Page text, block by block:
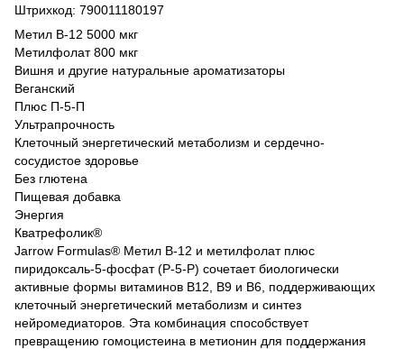
Штрихкод: 790011180197
Метил B-12 5000 мкг
Метилфолат 800 мкг
Вишня и другие натуральные ароматизаторы
Веганский
Плюс П-5-П
Ультрапрочность
Клеточный энергетический метаболизм и сердечно-
сосудистое здоровье
Без глютена
Пищевая добавка
Энергия
Кватрефолик®
Jarrow Formulas® Метил B-12 и метилфолат плюс
пиридоксаль-5-фосфат (P-5-P) сочетает биологически
активные формы витаминов B12, B9 и B6, поддерживающих
клеточный энергетический метаболизм и синтез
нейромедиаторов. Эта комбинация способствует
превращению гомоцистеина в метионин для поддержания